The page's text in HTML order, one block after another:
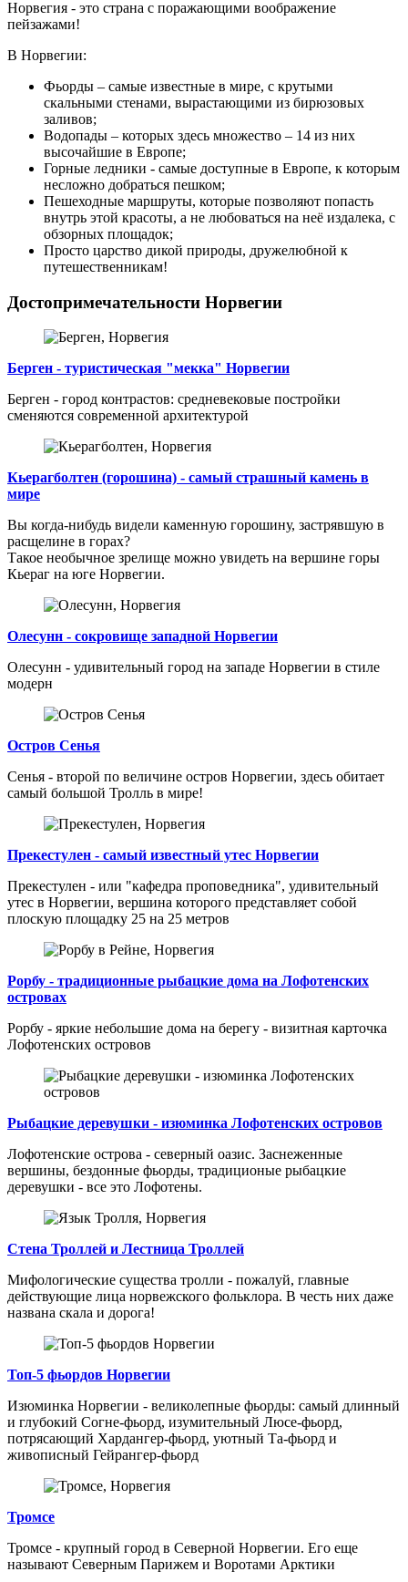
Норвегия - это страна с поражающими воображение
пейзажами!
В Норвегии:
Фьорды – самые известные в мире, с крутыми
скальными стенами, вырастающими из бирюзовых
заливов;
Водопады – которых здесь множество – 14 из них
высочайшие в Европе;
Горные ледники - самые доступные в Европе, к которым
несложно добраться пешком;
Пешеходные маршруты, которые позволяют попасть
внутрь этой красоты, а не любоваться на неё издалека, с
обзорных площадок;
Просто царство дикой природы, дружелюбной к
путешественникам!
Достопримечательности Норвегии
Берген - туристическая "мекка" Норвегии
Берген - город контрастов: средневековые постройки
сменяются современной архитектурой
Кьерагболтен (горошина) - самый страшный камень в
мире
Вы когда-нибудь видели каменную горошину, застрявшую в
расщелине в горах?
Такое необычное зрелище можно увидеть на вершине горы
Кьераг на юге Норвегии.
Олесунн - сокровище западной Норвегии
Олесунн - удивительный город на западе Норвегии в стиле
модерн
Остров Сенья
Сенья - второй по величине остров Норвегии, здесь обитает
самый большой Тролль в мире!
Прекестулен - самый известный утес Норвегии
Прекестулен - или "кафедра проповедника", удивительный
утес в Норвегии, вершина которого представляет собой
плоскую площадку 25 на 25 метров
Рорбу - традиционные рыбацкие дома на Лофотенских
островах
Рорбу - яркие небольшие дома на берегу - визитная карточка
Лофотенских островов
Рыбацкие деревушки - изюминка Лофотенских островов
Лофотенские острова - северный оазис. Заснеженные
вершины, бездонные фьорды, традиционые рыбацкие
деревушки - все это Лофотены.
Стена Троллей и Лестница Троллей
Мифологические существа тролли - пожалуй, главные
действующие лица норвежского фольклора. В честь них даже
названа скала и дорога!
Топ-5 фьордов Норвегии
Изюминка Норвегии - великолепные фьорды: самый длинный
и глубокий Согне-фьорд, изумительный Люсе-фьорд,
потрясающий Хардангер-фьорд, уютный Та-фьорд и
живописный Гейрангер-фьорд
Тромсе
Тромсе - крупный город в Северной Норвегии. Его еще
называют Северным Парижем и Воротами Арктики